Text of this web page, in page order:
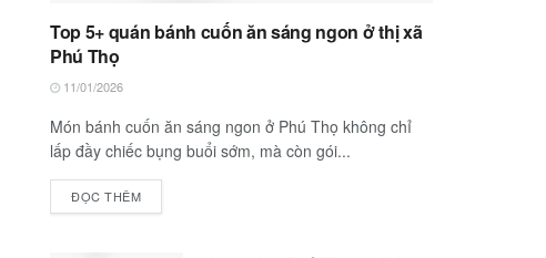
Top 5+ quán bánh cuốn ăn sáng ngon ở thị xã
Phú Thọ
11/01/2026
Món bánh cuốn ăn sáng ngon ở Phú Thọ không chỉ
lấp đầy chiếc bụng buổi sớm, mà còn gói...
ĐỌC THÊM